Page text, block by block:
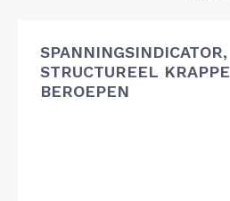
SPANNINGSINDICATOR,
STRUCTUREEL KRAPPE
BEROEPEN